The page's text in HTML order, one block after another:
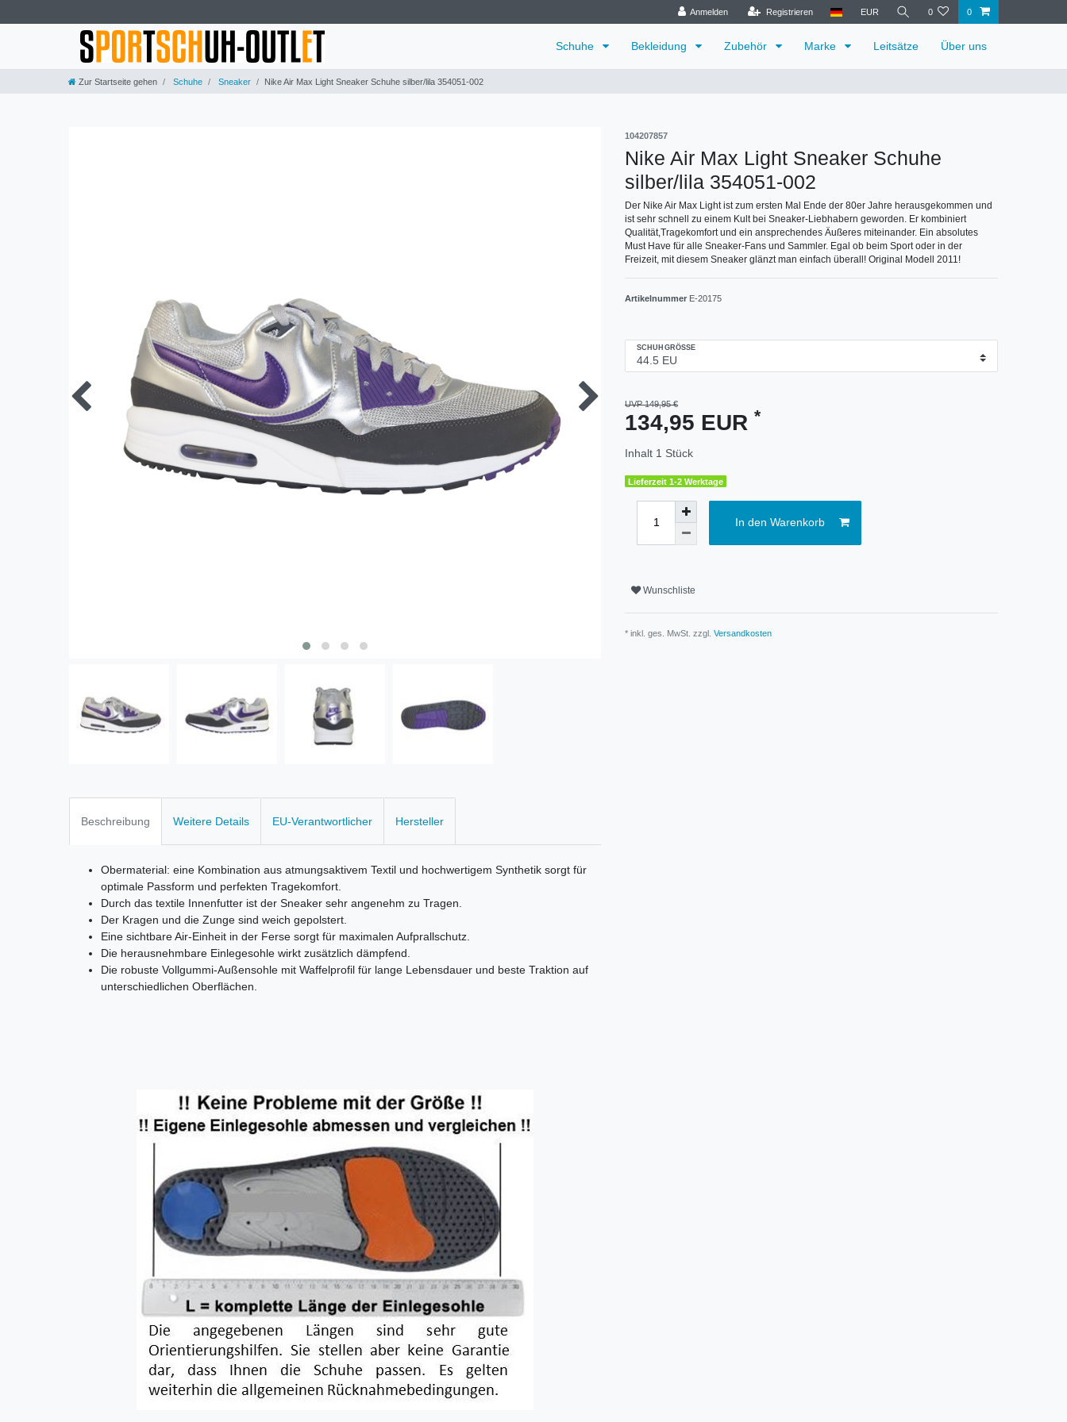
Anmelden Registrieren EUR 0 0
Schuhe Bekleidung Zubehör Marke Leitsätze Über uns
Zur Startseite gehen Schuhe Sneaker Nike Air Max Light Sneaker Schuhe silber/lila 354051-002
104207857
Nike Air Max Light Sneaker Schuhe
silber/lila 354051-002
Der Nike Air Max Light ist zum ersten Mal Ende der 80er Jahre herausgekommen und
ist sehr schnell zu einem Kult bei Sneaker-Liebhabern geworden. Er kombiniert
Qualität,Tragekomfort und ein ansprechendes Äußeres miteinander. Ein absolutes
Must Have für alle Sneaker-Fans und Sammler. Egal ob beim Sport oder in der
Freizeit, mit diesem Sneaker glänzt man einfach überall! Original Modell 2011!
Artikelnummer E-20175
SCHUHGRÖSSE
UVP 149,95 €
134,95 EUR *
Inhalt 1 Stück
Lieferzeit 1-2 Werktage
In den Warenkorb
Wunschliste
* inkl. ges. MwSt. zzgl. Versandkosten
Beschreibung Weitere Details EU-Verantwortlicher Hersteller
Obermaterial: eine Kombination aus atmungsaktivem Textil und hochwertigem Synthetik sorgt für
optimale Passform und perfekten Tragekomfort.
Durch das textile Innenfutter ist der Sneaker sehr angenehm zu Tragen.
Der Kragen und die Zunge sind weich gepolstert.
Eine sichtbare Air-Einheit in der Ferse sorgt für maximalen Aufprallschutz.
Die herausnehmbare Einlegesohle wirkt zusätzlich dämpfend.
Die robuste Vollgummi-Außensohle mit Waffelprofil für lange Lebensdauer und beste Traktion auf
unterschiedlichen Oberflächen.